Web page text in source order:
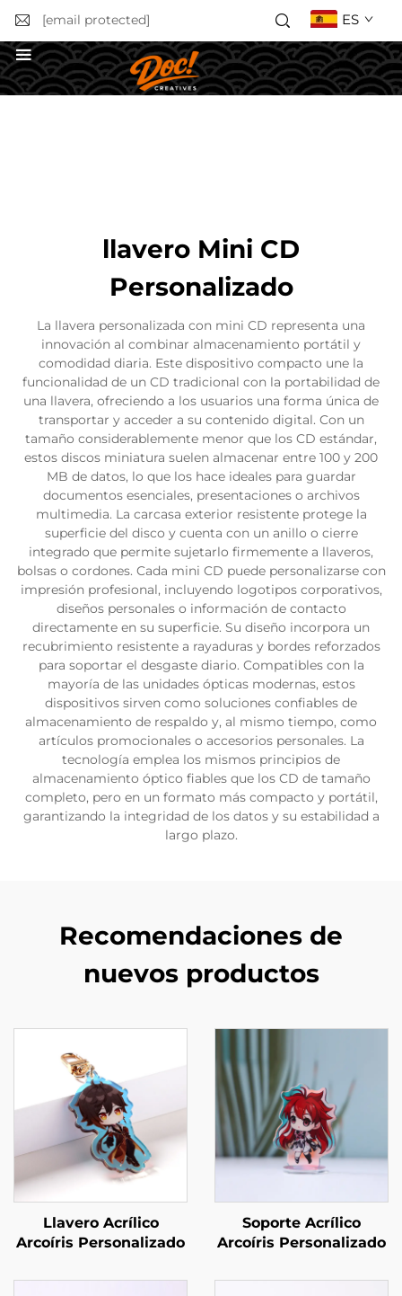
[email protected] ES
llavero Mini CD
Personalizado
La llavera personalizada con mini CD representa una
innovación al combinar almacenamiento portátil y
comodidad diaria. Este dispositivo compacto une la
funcionalidad de un CD tradicional con la portabilidad de
una llavera, ofreciendo a los usuarios una forma única de
transportar y acceder a su contenido digital. Con un
tamaño considerablemente menor que los CD estándar,
estos discos miniatura suelen almacenar entre 100 y 200
MB de datos, lo que los hace ideales para guardar
documentos esenciales, presentaciones o archivos
multimedia. La carcasa exterior resistente protege la
superficie del disco y cuenta con un anillo o cierre
integrado que permite sujetarlo firmemente a llaveros,
bolsas o cordones. Cada mini CD puede personalizarse con
impresión profesional, incluyendo logotipos corporativos,
diseños personales o información de contacto
directamente en su superficie. Su diseño incorpora un
recubrimiento resistente a rayaduras y bordes reforzados
para soportar el desgaste diario. Compatibles con la
mayoría de las unidades ópticas modernas, estos
dispositivos sirven como soluciones confiables de
almacenamiento de respaldo y, al mismo tiempo, como
artículos promocionales o accesorios personales. La
tecnología emplea los mismos principios de
almacenamiento óptico fiables que los CD de tamaño
completo, pero en un formato más compacto y portátil,
garantizando la integridad de los datos y su estabilidad a
largo plazo.
Recomendaciones de
nuevos productos
Llavero Acrílico
Arcoíris Personalizado
Soporte Acrílico
Arcoíris Personalizado